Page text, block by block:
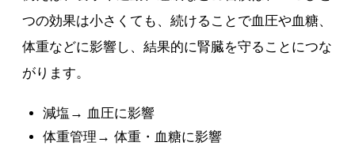
つの効果は小さくても、続けることで血圧や血糖、
体重などに影響し、結果的に腎臓を守ることにつな
がります。
減塩→ 血圧に影響
体重管理→ 体重・血糖に影響